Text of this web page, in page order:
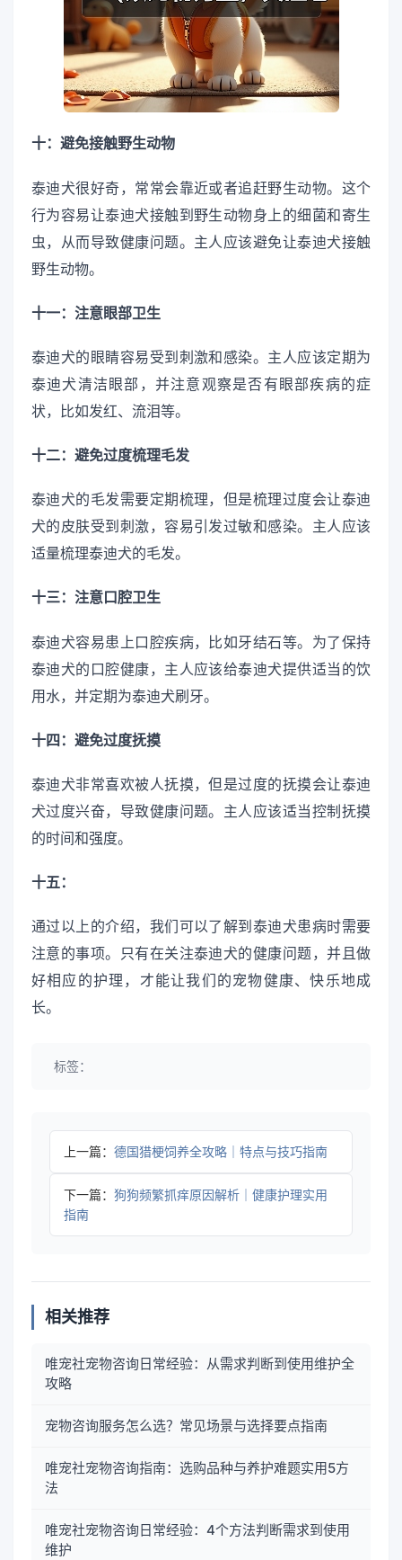
十：避免接触野生动物
泰迪犬很好奇，常常会靠近或者追赶野生动物。这个
行为容易让泰迪犬接触到野生动物身上的细菌和寄生
虫，从而导致健康问题。主人应该避免让泰迪犬接触
野生动物。
十一：注意眼部卫生
泰迪犬的眼睛容易受到刺激和感染。主人应该定期为
泰迪犬清洁眼部，并注意观察是否有眼部疾病的症
状，比如发红、流泪等。
十二：避免过度梳理毛发
泰迪犬的毛发需要定期梳理，但是梳理过度会让泰迪
犬的皮肤受到刺激，容易引发过敏和感染。主人应该
适量梳理泰迪犬的毛发。
十三：注意口腔卫生
泰迪犬容易患上口腔疾病，比如牙结石等。为了保持
泰迪犬的口腔健康，主人应该给泰迪犬提供适当的饮
用水，并定期为泰迪犬刷牙。
十四：避免过度抚摸
泰迪犬非常喜欢被人抚摸，但是过度的抚摸会让泰迪
犬过度兴奋，导致健康问题。主人应该适当控制抚摸
的时间和强度。
十五：
通过以上的介绍，我们可以了解到泰迪犬患病时需要
注意的事项。只有在关注泰迪犬的健康问题，并且做
好相应的护理，才能让我们的宠物健康、快乐地成
长。
标签：
上一篇： 德国猎梗饲养全攻略｜特点与技巧指南
下一篇： 狗狗频繁抓痒原因解析｜健康护理实用
指南
相关推荐
唯宠社宠物咨询日常经验：从需求判断到使用维护全
攻略
宠物咨询服务怎么选？常见场景与选择要点指南
唯宠社宠物咨询指南：选购品种与养护难题实用5方
法
唯宠社宠物咨询日常经验：4个方法判断需求到使用
维护